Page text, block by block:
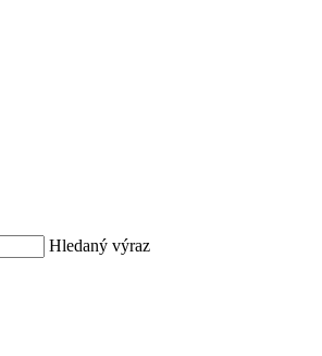
Hledaný výraz